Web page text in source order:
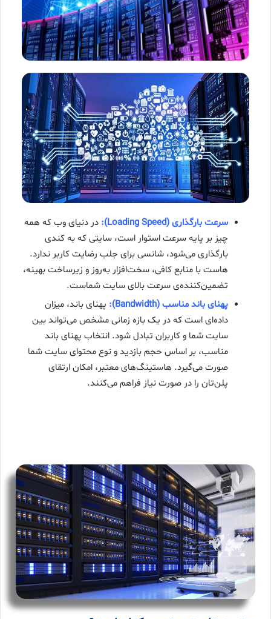
سرعت بارگذاری (Loading Speed):
در دنیای وب که همه
چیز بر پایه سرعت استوار است، سایتی که به کندی
بارگذاری می‌شود، شانسی برای جلب رضایت کاربر ندارد.
هاست با منابع کافی، سخت‌افزار به‌روز و زیرساخت بهینه،
تضمین‌کننده‌ی سرعت بالای سایت شماست.
پهنای باند مناسب (Bandwidth):
پهنای باند، میزان
داده‌ای است که در یک بازه زمانی مشخص می‌تواند بین
سایت شما و کاربران تبادل شود. انتخاب پهنای باند
مناسب، بر اساس حجم بازدید و نوع محتوای سایت شما
صورت می‌گیرد. هاستینگ‌های معتبر، امکان ارتقای
پلن‌تان را در صورت نیاز فراهم می‌کنند.